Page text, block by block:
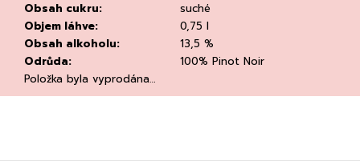
Obsah cukru:
suché
Objem láhve:
0,75 l
Obsah alkoholu:
13,5 %
Odrůda:
100% Pinot Noir
Položka byla vyprodána…
CHATELDON,
VODA
PERLIVÁ
111
Kč